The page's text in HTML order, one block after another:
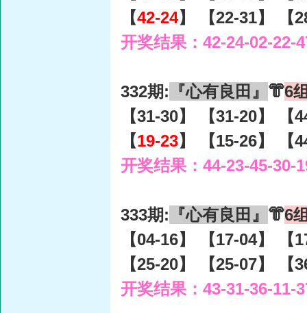
【42-24】 【22-31】 【
开奖结果：42-24-02-22-
332期: 『心有良田』 👘6
【31-30】 【31-20】 【
【19-23】 【15-26】 【
开奖结果：44-23-45-30-
333期: 『心有良田』 👘6
【04-16】 【17-04】 【
【25-20】 【25-07】 【
开奖结果：43-31-36-11-